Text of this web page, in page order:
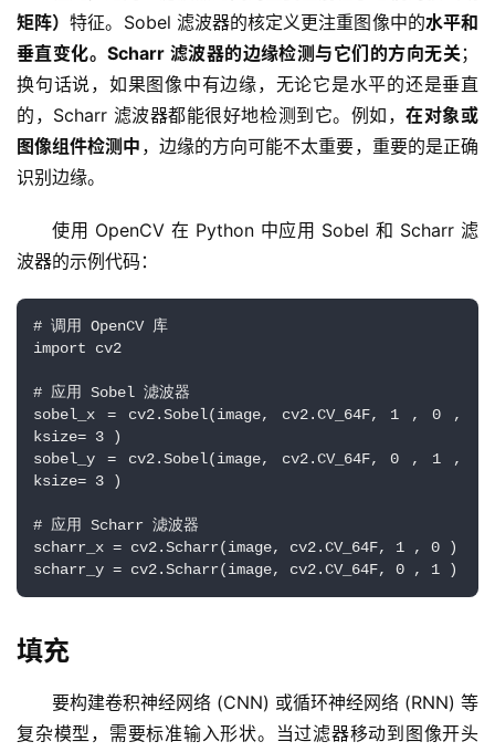
矩阵）特征。Sobel 滤波器的核定义更注重图像中的水平和
垂直变化。Scharr 滤波器的边缘检测与它们的方向无关；
换句话说，如果图像中有边缘，无论它是水平的还是垂直
的，Scharr 滤波器都能很好地检测到它。例如，在对象或
图像组件检测中 ，边缘的方向可能不太重要，重要的是正确
识别边缘。
使用 OpenCV 在 Python 中应用 Sobel 和 Scharr 滤
波器的示例代码：
# 调用 OpenCV 库
import cv2
# 应用 Sobel 滤波器
sobel_x = cv2.Sobel(image, cv2.CV_64F, 1 , 0 ,
ksize= 3 )
sobel_y = cv2.Sobel(image, cv2.CV_64F, 0 , 1 ,
ksize= 3 )
# 应用 Scharr 滤波器
scharr_y = cv2.Scharr(image, cv2.CV_64F, 0 , 1 )
填充
要构建卷积神经网络 (CNN) 或循环神经网络 (RNN) 等
复杂模型，需要标准输入形状。当过滤器移动到图像开头